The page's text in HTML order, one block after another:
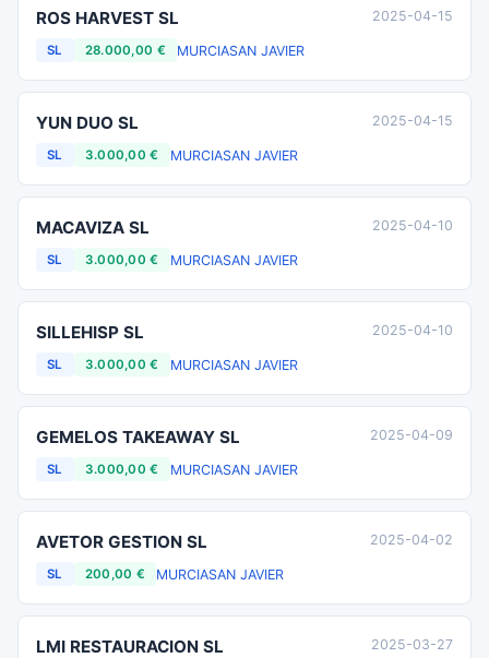
ROS HARVEST SL
SL 28.000,00 € MURCIASAN JAVIER
2025-04-15
YUN DUO SL
SL 3.000,00 € MURCIASAN JAVIER
2025-04-15
MACAVIZA SL
SL 3.000,00 € MURCIASAN JAVIER
2025-04-10
SILLEHISP SL
SL 3.000,00 € MURCIASAN JAVIER
2025-04-10
GEMELOS TAKEAWAY SL
SL 3.000,00 € MURCIASAN JAVIER
2025-04-09
AVETOR GESTION SL
SL 200,00 € MURCIASAN JAVIER
2025-04-02
LMI RESTAURACION SL 2025-03-27